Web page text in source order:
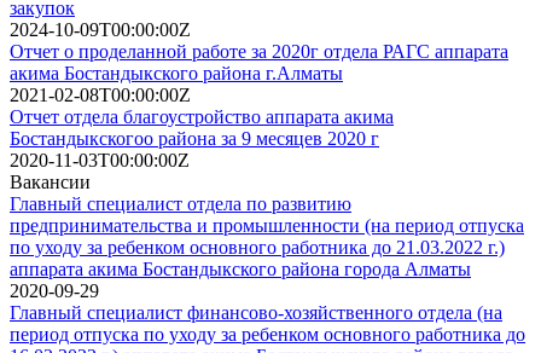
закупок
2024-10-09T00:00:00Z
Отчет о проделанной работе за 2020г отдела РАГС аппарата
акима Бостандыкского района г.Алматы
2021-02-08T00:00:00Z
Отчет отдела благоустройство аппарата акима
Бостандыкскогоо района за 9 месяцев 2020 г
2020-11-03T00:00:00Z
Вакансии
Главный специалист отдела по развитию
предпринимательства и промышленности (на период отпуска
по уходу за ребенком основного работника до 21.03.2022 г.)
аппарата акима Бостандыкского района города Алматы
2020-09-29
Главный специалист финансово-хозяйственного отдела (на
период отпуска по уходу за ребенком основного работника до